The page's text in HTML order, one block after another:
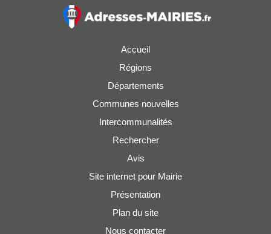
Accueil
Régions
Départements
Communes nouvelles
Intercommunalités
Rechercher
Avis
Site internet pour Mairie
Présentation
Plan du site
Nous contacter